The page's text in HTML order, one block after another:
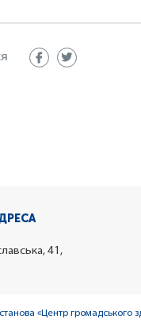
41,
«Центр громадського